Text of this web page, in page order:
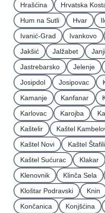
Hrašćina
Hrvatska
Hum na Sutli
Hvar
Ivanić-Grad
Ivankovo
Jakšić
Jalžabet
Jastrebarsko
Jelenje
Josipdol
Josipovac
Kamanje
Kanfanar
Karlovac
Karojba
Kaštelir
Kaštel
Kaštel Novi
Kaštel
Kaštel Sućurac
Klakar
Klenovnik
Klinča Sela
Kloštar Podravski
Knin
Končanica
Konjšćina